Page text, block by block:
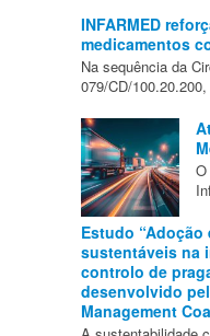
INFARMED
medicamentos
Na sequência da
079/CD/100.20.200,
Estudo
sustentáveis na
controlo de
desenvolvido
Management